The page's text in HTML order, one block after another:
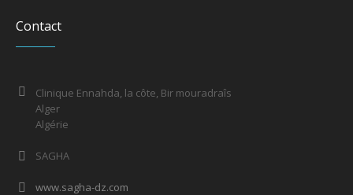
Contact
Clinique Ennahda, la côte, Bir mouradraîs
Alger
Algérie
SAGHA
www.sagha-dz.com